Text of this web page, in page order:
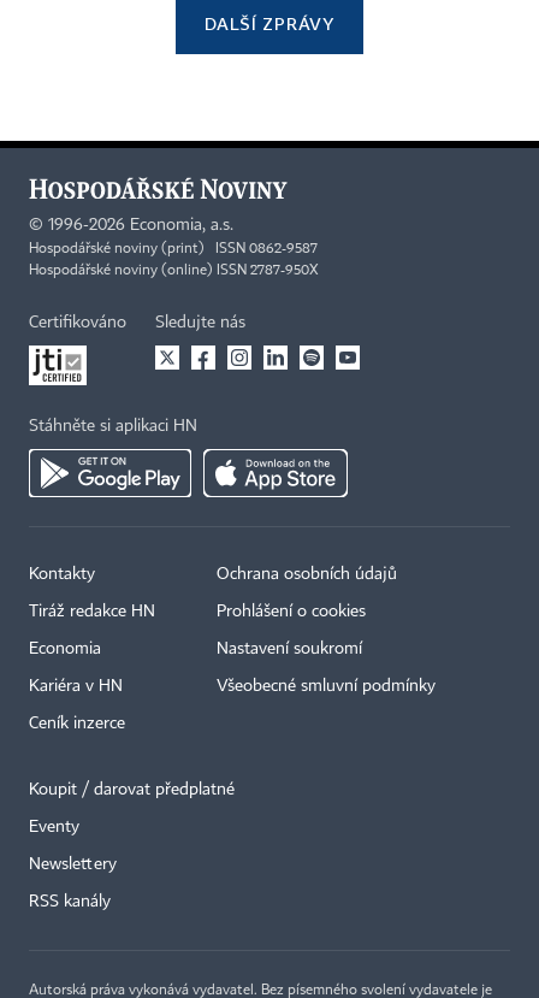
DALŠÍ ZPRÁVY
© 1996-2026 Economia, a.s.
Hospodářské noviny (print) ISSN 0862-9587
Hospodářské noviny (online) ISSN 2787-950X
Certifikováno Sledujte nás
Stáhněte si aplikaci HN
Kontakty
Tiráž redakce HN
Economia
Kariéra v HN
Ceník inzerce
Ochrana osobních údajů
Prohlášení o cookies
Nastavení soukromí
Všeobecné smluvní podmínky
Koupit / darovat předplatné
Eventy
Newslettery
RSS kanály
Autorská práva vykonává vydavatel. Bez písemného svolení vydavatele je